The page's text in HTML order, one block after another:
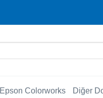
Epson Colorworks Diğer